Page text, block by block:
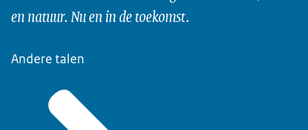
en natuur. Nu en in de toekomst.
Andere talen